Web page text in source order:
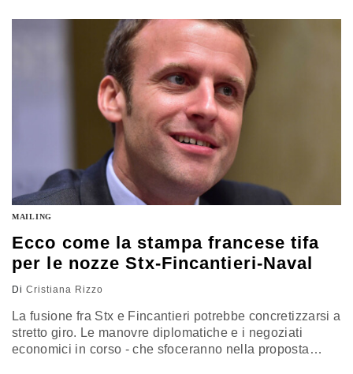
Macron, orientata in modo preponderante alla lotta al
terrorismo, e che rende sempre…
MAILING
Ecco come la stampa francese tifa
per le nozze Stx-Fincantieri-Naval
Di Cristiana Rizzo
La fusione fra Stx e Fincantieri potrebbe concretizzarsi a
stretto giro. Le manovre diplomatiche e i negoziati
economici in corso - che sfoceranno nella proposta